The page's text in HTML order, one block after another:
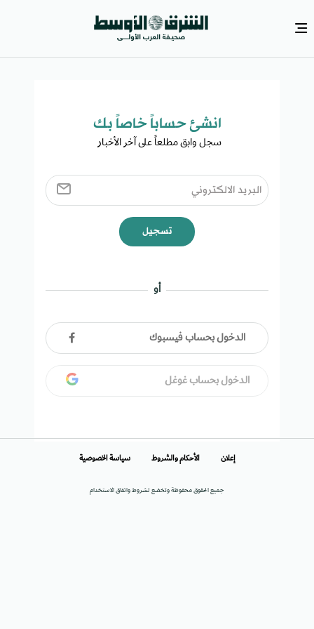
انشئ حساباً خاصاً بك​
سجل وابق مطلعاً على آخر الأخبار ​
تسجيل
أو
الدخول بحساب فيسبوك
الدخول بحساب غوغل
جميع الحقوق محفوظة وتخضع لشروط واتفاق الاستخدام
إعلان الأحكام والشروط سياسة الخصوصية